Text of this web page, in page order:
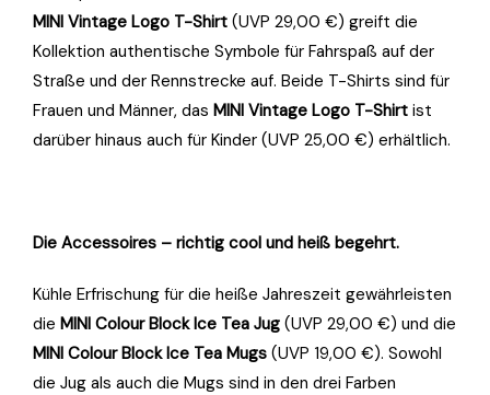
MINI Vintage Logo T-Shirt (UVP 29,00 €) greift die
Kollektion authentische Symbole für Fahrspaß auf der
Straße und der Rennstrecke auf. Beide T-Shirts sind für
Frauen und Männer, das MINI Vintage Logo T-Shirt ist
darüber hinaus auch für Kinder (UVP 25,00 €) erhältlich.
Die Accessoires – richtig cool und heiß begehrt.
Kühle Erfrischung für die heiße Jahreszeit gewährleisten
die MINI Colour Block Ice Tea Jug (UVP 29,00 €) und die
MINI Colour Block Ice Tea Mugs (UVP 19,00 €). Sowohl
die Jug als auch die Mugs sind in den drei Farben